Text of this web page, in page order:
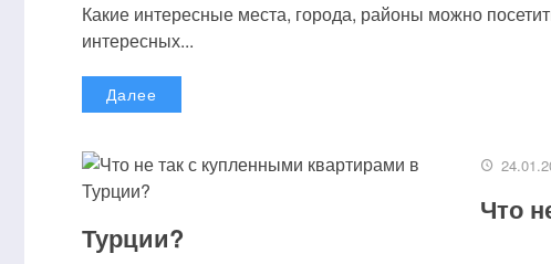
Какие интересные места, города, районы можно
интересных...
Далее
Что
Турции?